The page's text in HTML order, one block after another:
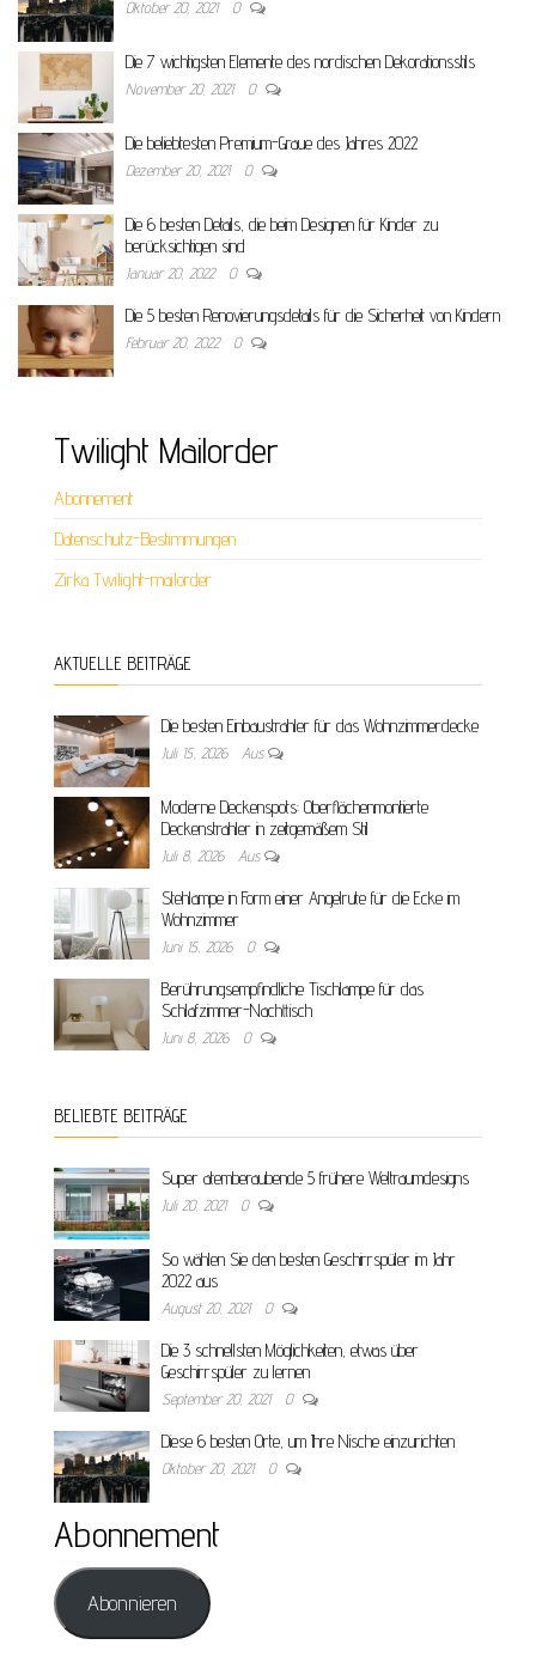
Oktober 20, 2021 0
Die 7 wichtigsten Elemente des nordischen Dekorationsstils
November 20, 2021 0
Die beliebtesten Premium-Graue des Jahres 2022
Dezember 20, 2021 0
Die 6 besten Details, die beim Designen für Kinder zu
berücksichtigen sind
Januar 20, 2022 0
Die 5 besten Renovierungsdetails für die Sicherheit von Kindern
Februar 20, 2022 0
Twilight Mailorder
Abonnement
Datenschutz-Bestimmungen
Zirka Twilight-mailorder
AKTUELLE BEITRÄGE
Die besten Einbaustrahler für das Wohnzimmerdecke
Juli 15, 2026 Aus
Moderne Deckenspots: Oberflächenmontierte
Deckenstrahler in zeitgemäßem Stil
Juli 8, 2026 Aus
Stehlampe in Form einer Angelrute für die Ecke im
Wohnzimmer
Juni 15, 2026 0
Berührungsempfindliche Tischlampe für das
Schlafzimmer-Nachttisch
Juni 8, 2026 0
BELIEBTE BEITRÄGE
Super atemberaubende 5 frühere Weltraumdesigns
Juli 20, 2021 0
So wählen Sie den besten Geschirrspüler im Jahr
2022 aus
August 20, 2021 0
Die 3 schnellsten Möglichkeiten, etwas über
Geschirrspüler zu lernen
September 20, 2021 0
Diese 6 besten Orte, um Ihre Nische einzurichten
Oktober 20, 2021 0
Abonnement
Abonnieren